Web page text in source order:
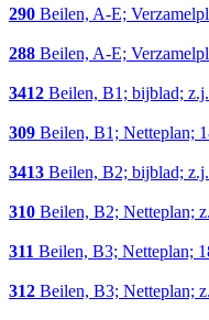
290 Beilen, A-E;
288 Beilen, A-E;
3412 Beilen, B1; bijblad; z.j.
309 Beilen, B1; Netteplan;
3413 Beilen, B2; bijblad; z.j.
310 Beilen, B2; Netteplan;
311 Beilen, B3; Netteplan;
312 Beilen, B3; Netteplan;